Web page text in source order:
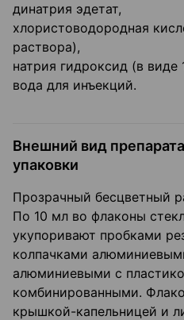
динатрия эдетат,
хлористоводородная
раствора),
натрия гидроксид (в виде
вода для инъекций.
Внешний вид
упаковки
Прозрачный бесцветный
По 10 мл во флаконы
укупоривают пробками
колпачками
алюминиевыми с
комбинированными.
крышкой-капельницей и